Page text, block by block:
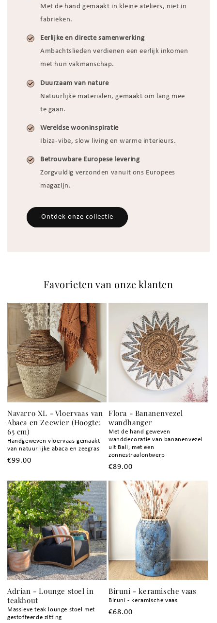
Met de hand gemaakt in kleine ateliers, niet in
fabrieken.
Eerlijke en directe samenwerking
Ambachtslieden verdienen een eerlijk inkomen
met hun vakmanschap.
Duurzaam van nature
Natuurlijke materialen, gemaakt om lang mee
te gaan.
Wereldse wooninspiratie
Ibiza-vibe, slow living en warme interieurs.
Betrouwbare Europese levering
Zorgvuldig verzonden vanuit ons Europees
magazijn.
Ontdek onze collectie
Favorieten van onze klanten
Navarro XL - Vloervaas van
Abaca en Zeewier (Hoogte:
65 cm)
Handgeweven vloervaas gemaakt
van natuurlijke abaca en zeegras
Normale
€99.00
Flora - Bananenvezel
wandhanger
Met de hand geweven
wanddecoratie van bananenvezel
uit Bali, met een
zonnestraalontwerp
Normale
€89.00
Adrian - Lounge stoel in
teakhout
Massieve teak lounge stoel met
gestoffeerde zitting
Biruni - keramische vaas
Biruni - keramische vaas
Normale
€68.00